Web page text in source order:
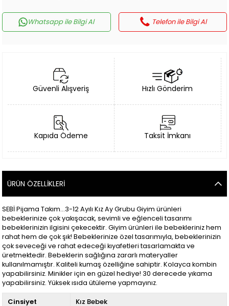
Whatsapp ile Bilgi Al Telefon ile Bilgi Al
Güvenli Alışveriş Hızlı Gönderim
Kapıda Ödeme Taksit İmkanı
ÜRÜN ÖZELLIKLERI
SEBİ Pijama Takım...3-12 Ayılı Kız Ay Grubu Giyim ürünleri
bebeklerinize çok yakışacak, sevimli ve eğlenceli tasarımı
bebeklerinizin ilgisini çekecektir. Giyim ürünleri ile bebekleriniz hem
rahat hem de çok şık! Bebeklerinize özel tasarımıyla, bebeklerinizin
çok seveceği ve rahat edeceği kıyafetleri tasarlamakta ve
üretmektedir. Bebeklerin sağlığına zararlı materyaller
kullanılmamıştır. Kaliteli kumaş özelliğine sahiptir. Kolayca kombin
yapabilirsiniz. Minikler için en güzel hediye! 30 derecede yıkama
yapabilirsiniz. Yüksek ısıda ütüleme yapmayınız.
Cinsiyet Kız Bebek